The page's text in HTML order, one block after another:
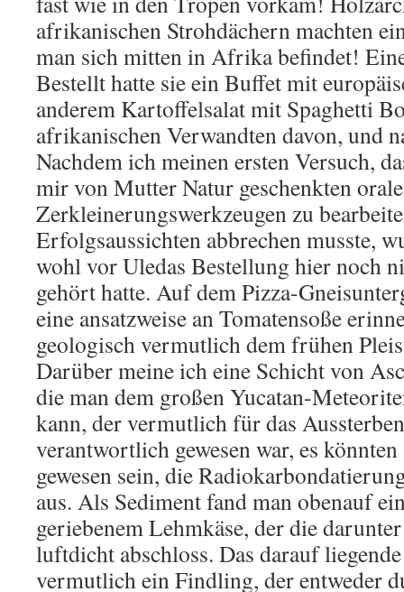
afrikanischen Strohdächern machten
man sich mitten in Afrika befindet!
Bestellt hatte sie ein Buffet mit
anderem Kartoffelsalat mit Spaghetti
afrikanischen Verwandten davon, und
Nachdem ich meinen ersten Versuch,
mir von Mutter Natur geschenkten
Zerkleinerungswerkzeugen zu
Erfolgsaussichten abbrechen musste,
wohl vor Uledas Bestellung hier noch
gehört hatte. Auf dem Pizza-
eine ansatzweise an Tomatensoße
geologisch vermutlich dem frühen
Darüber meine ich eine Schicht von
die man dem großen Yucatan-
kann, der vermutlich für das
verantwortlich gewesen war, es
gewesen sein, die
aus. Als Sediment fand man obenauf
geriebenem Lehmkäse, der die
luftdicht abschloss. Das darauf
vermutlich ein Findling, der entweder